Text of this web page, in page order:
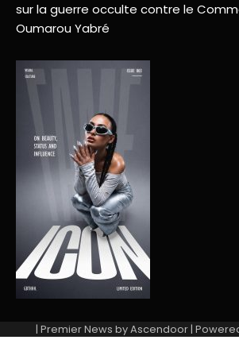
sur la guerre occulte contre le
Oumarou Yabré
| Premier News byAscendoor |